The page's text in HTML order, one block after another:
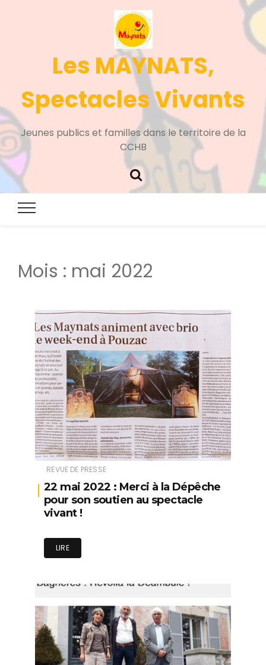
Les MAYNATS,
Spectacles Vivants
Jeunes publics et familles dans le territoire de la
CCHB
Mois : mai 2022
REVUE DE PRESSE
22 mai 2022 : Merci à la Dépêche
pour son soutien au spectacle
vivant !
LIRE